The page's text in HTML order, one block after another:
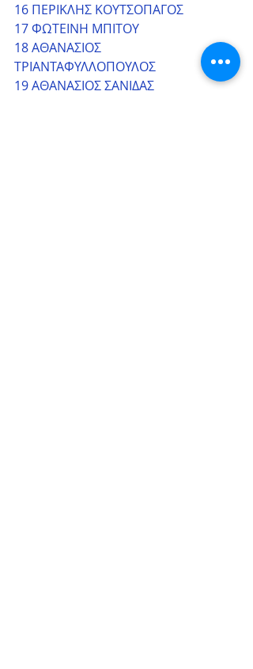
16 ΠΕΡΙΚΛΗΣ ΚΟΥΤΣΟΠΑΓΟΣ
17 ΦΩΤΕΙΝΗ ΜΠΙΤΟΥ
18 ΑΘΑΝΑΣΙΟΣ
ΤΡΙΑΝΤΑΦΥΛΛΟΠΟΥΛΟΣ
19 ΑΘΑΝΑΣΙΟΣ ΣΑΝΙΔΑΣ